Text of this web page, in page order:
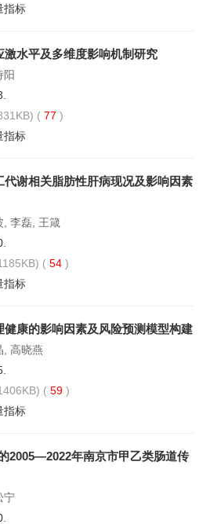
指标
水平及多维度影响机制研究
阳
( 77 )
指标
谢相关脂肪性肝病现况及影响因素
, 李磊, 王箴
( 54 )
指标
康的影响因素及风险预测模型构建
, 高晓燕
( 59 )
指标
2005—2022年南京市甲乙类肠道传
宁